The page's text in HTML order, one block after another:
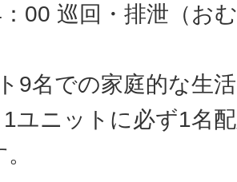
00 巡回・排泄（お
9名での家庭的な生
ユニットに必ず1名